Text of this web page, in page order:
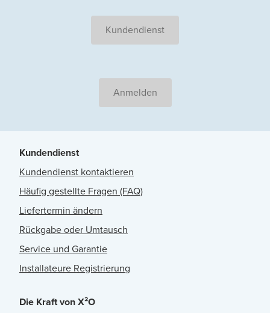
Kundendienst
Anmelden
Kundendienst
Kundendienst kontaktieren
Häufig gestellte Fragen (FAQ)
Liefertermin ändern
Rückgabe oder Umtausch
Service und Garantie
Installateure Registrierung
Die Kraft von X²O